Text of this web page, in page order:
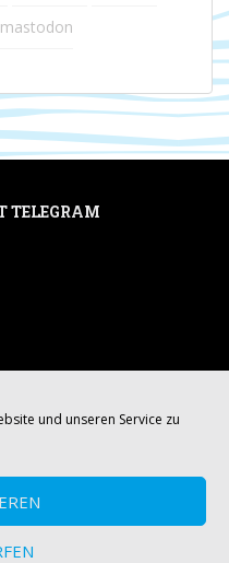
und unseren Service zu
mastodon
TELEGRAM